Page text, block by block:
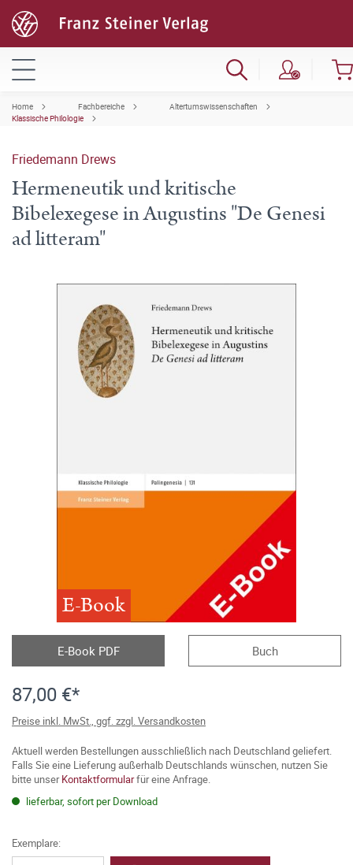
Home Fachbereiche
Altertumswissenschaften
Klassische Philologie
Friedemann Drews
Hermeneutik und kritische
Bibelexegese in Augustins "De Genesi
ad litteram"
E-Book
E-Book PDF Buch
87,00 €*
Preise inkl. MwSt., ggf. zzgl. Versandkosten
Aktuell werden Bestellungen ausschließlich nach Deutschland geliefert.
Falls Sie eine Lieferung außerhalb Deutschlands wünschen, nutzen Sie
bitte unserKontaktformularfür eine Anfrage.
lieferbar, sofort per Download
Exemplare: